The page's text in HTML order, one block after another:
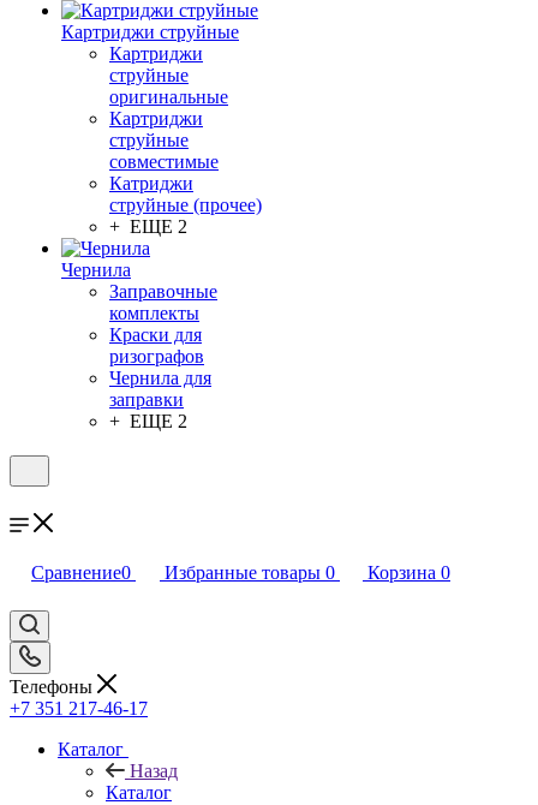
Картриджи струйные
Картриджи
струйные
оригинальные
Картриджи
струйные
совместимые
Катриджи
струйные (прочее)
+ ЕЩЕ 2
Чернила
Заправочные
комплекты
Краски для
ризографов
Чернила для
заправки
+ ЕЩЕ 2
Сравнение0 Избранные товары 0 Корзина 0
Телефоны
+7 351 217-46-17
Каталог
Назад
Каталог